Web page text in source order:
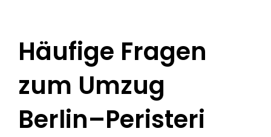
Häufige Fragen
zum Umzug
Berlin–Peristeri